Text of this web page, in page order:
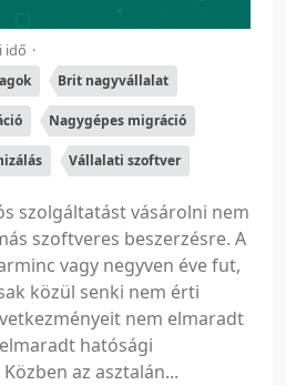
idő
Brit nagyvállalat
Nagygépes migráció
Vállalati szoftver
szolgáltatást vásárolni nem
szoftveres beszerzésre. A
vagy negyven éve fut,
közül senki nem érti
nem elmaradt
hatósági
az asztalán...